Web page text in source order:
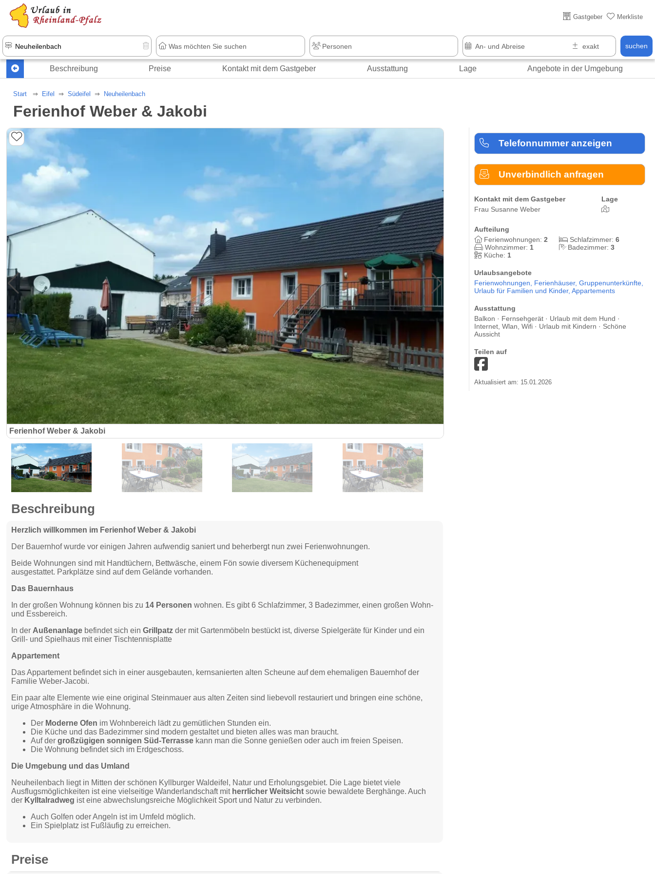
Gastgeber Merkliste
suchen
Über 25 Jahre online
Beschreibung Preise Kontakt mit dem Gastgeber Ausstattung Lage Angebote in der Umgebung
Start Eifel Südeifel Neuheilenbach
Ferienhof Weber & Jakobi
Ferienhof Weber & Jakobi
Telefonnummer anzeigen
Unverbindlich anfragen
Kontakt mit dem Gastgeber
Frau Susanne Weber
Lage
Aufteilung
Ferienwohnungen: 2 Schlafzimmer:6
Wohnzimmer: 1 Badezimmer:3
Küche: 1
Urlaubsangebote
Ferienwohnungen, Ferienhäuser, Gruppenunterkünfte,
Urlaub für Familien und Kinder, Appartements
Ausstattung
Balkon · Fernsehgerät · Urlaub mit dem Hund ·
Internet, Wlan, Wifi · Urlaub mit Kindern · Schöne
Aussicht
Teilen auf
Aktualisiert am: 15.01.2026
Beschreibung
Herzlich willkommen im Ferienhof Weber & Jakobi
Der Bauernhof wurde vor einigen Jahren aufwendig saniert und beherbergt nun zwei Ferienwohnungen.
Beide Wohnungen sind mit Handtüchern, Bettwäsche, einem Fön sowie diversem Küchenequipment
ausgestattet. Parkplätze sind auf dem Gelände vorhanden.
Das Bauernhaus
In der großen Wohnung können bis zu 14 Personen wohnen. Es gibt 6 Schlafzimmer, 3 Badezimmer, einen großen Wohn-
und Essbereich.
In der Außenanlage befindet sich einGrillpatz der mit Gartenmöbeln bestückt ist, diverse Spielgeräte für Kinder und ein
Grill- und Spielhaus mit einer Tischtennisplatte
Appartement
Das Appartement befindet sich in einer ausgebauten, kernsanierten alten Scheune auf dem ehemaligen Bauernhof der
Familie Weber-Jacobi.
Ein paar alte Elemente wie eine original Steinmauer aus alten Zeiten sind liebevoll restauriert und bringen eine schöne,
urige Atmosphäre in die Wohnung.
Der Moderne Ofen im Wohnbereich lädt zu gemütlichen Stunden ein.
Die Küche und das Badezimmer sind modern gestaltet und bieten alles was man braucht.
Auf dergroßzügigen sonnigen Süd-Terrasse kann man die Sonne genießen oder auch im freien Speisen.
Die Wohnung befindet sich im Erdgeschoss.
Die Umgebung und das Umland
Neuheilenbach liegt in Mitten der schönen Kyllburger Waldeifel, Natur und Erholungsgebiet. Die Lage bietet viele
Ausflugsmöglichkeiten ist eine vielseitige Wanderlandschaft mit herrlicher Weitsicht sowie bewaldete Berghänge. Auch
der Kylltalradweg ist eine abwechslungsreiche Möglichkeit Sport und Natur zu verbinden.
Auch Golfen oder Angeln ist im Umfeld möglich.
Ein Spielplatz ist Fußläufig zu erreichen.
Preise